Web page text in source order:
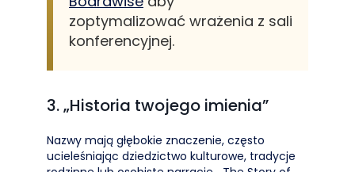
zoptymalizować wrażenia z sali
konferencyjnej.
3. „Historia twojego imienia”
Nazwy mają głębokie znaczenie, często
ucieleśniając dziedzictwo kulturowe, tradycje